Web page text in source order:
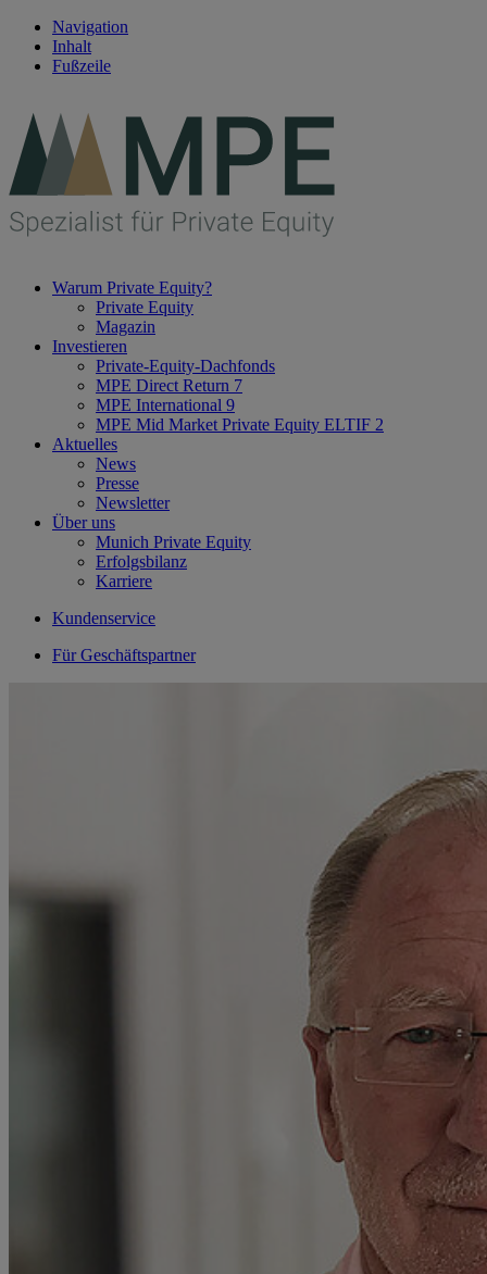
Navigation
Inhalt
Fußzeile
Warum Private Equity?
Private Equity
Magazin
Investieren
Private-Equity-Dachfonds
MPE Direct Return 7
MPE International 9
MPE Mid Market Private Equity ELTIF 2
Aktuelles
News
Presse
Newsletter
Über uns
Munich Private Equity
Erfolgsbilanz
Karriere
Kundenservice
Für Geschäftspartner